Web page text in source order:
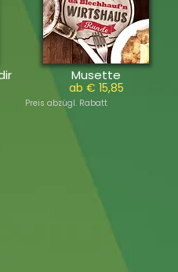
Musette
ab € 15,85
Preis abzügl. Rabatt